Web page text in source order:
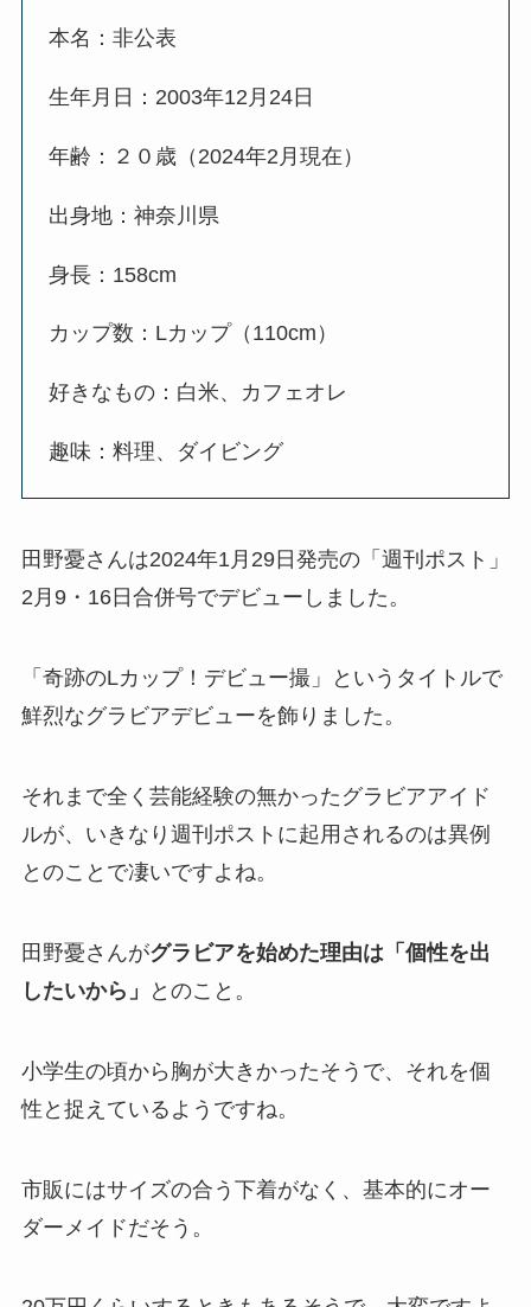
本名：非公表
生年月日：2003年12月24日
年齢：２０歳（2024年2月現在）
出身地：神奈川県
身長：158cm
カップ数：Lカップ（110cm）
好きなもの：白米、カフェオレ
趣味：料理、ダイビング
田野憂さんは2024年1月29日発売の「週刊ポスト」
2月9・16日合併号でデビューしました。
「奇跡のLカップ！デビュー撮」というタイトルで
鮮烈なグラビアデビューを飾りました。
それまで全く芸能経験の無かったグラビアアイド
ルが、いきなり週刊ポストに起用されるのは異例
とのことで凄いですよね。
田野憂さんがグラビアを始めた理由は「個性を出
したいから」
とのこと。
小学生の頃から胸が大きかったそうで、それを個
性と捉えているようですね。
市販にはサイズの合う下着がなく、基本的にオー
ダーメイドだそう。